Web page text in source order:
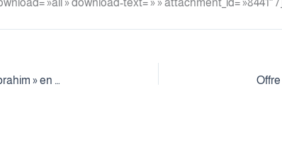
Offre d’une bourse de l’Université de « Maulana Malik Ibrahim » en Indonésie